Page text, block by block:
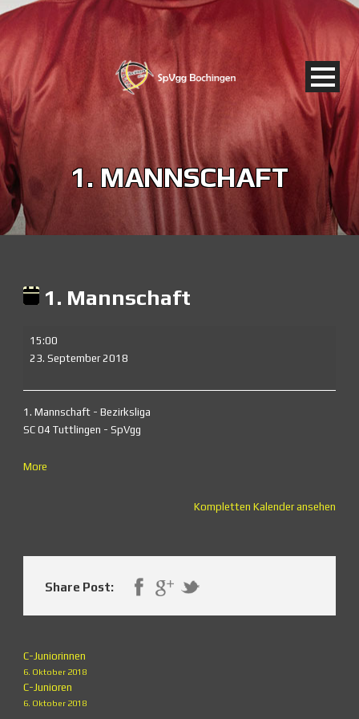
1. MANNSCHAFT
1. Mannschaft
15:00
23. September 2018
1. Mannschaft - Bezirksliga
SC 04 Tuttlingen - SpVgg
More
Kompletten Kalender ansehen
Share Post:
C-Juniorinnen
6. Oktober 2018
C-Junioren
6. Oktober 2018